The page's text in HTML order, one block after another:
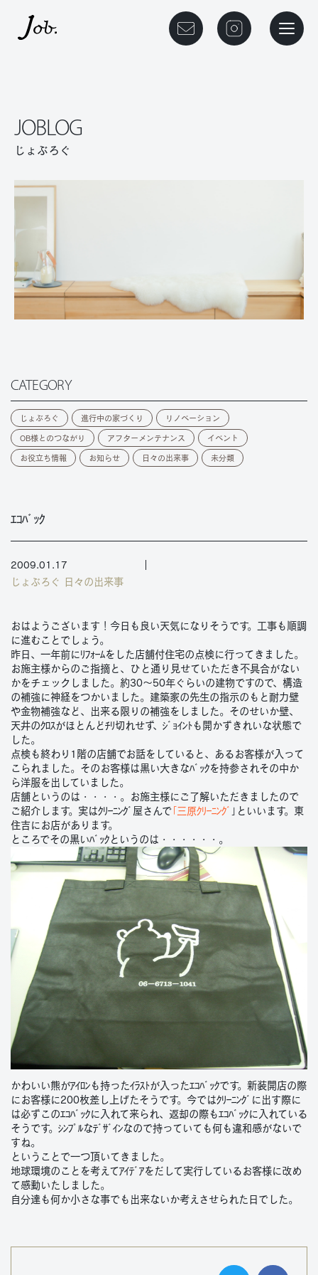
メニュ
JOBLOG
じょぶろぐ
CATEGORY
じょぶろぐ 進行中の家づくり リノベーション
OB様とのつながり アフターメンテナンス イベント
お役立ち情報 お知らせ 日々の出来事 未分類
ｴｺﾊﾞｯｸ
2009.01.17
じょぶろぐ 日々の出来事
おはようございます！今日も良い天気になりそうです。工事も順調
に進むことでしょう。
昨日、一年前にﾘﾌｫｰﾑをした店舗付住宅の点検に行ってきました。
お施主様からのご指摘と、ひと通り見せていただき不具合がない
かをチェックしました。約30〜50年ぐらいの建物ですので、構造
の補強に神経をつかいました。建築家の先生の指示のもと耐力壁
や金物補強など、出来る限りの補強をしました。そのせいか壁、
天井のｸﾛｽがほとんどﾁﾘ切れせず、ｼﾞｮｲﾝﾄも開かずきれいな状態で
した。
点検も終わり1階の店舗でお話をしていると、あるお客様が入って
こられました。そのお客様は黒い大きなﾊﾞｯｸを持参されその中か
ら洋服を出していました。
店舗というのは・・・・。お施主様にご了解いただきましたので
ご紹介します。実はｸﾘｰﾆﾝｸﾞ屋さんで ｢三原ｸﾘｰﾆﾝｸﾞ ｣といいます。東
住吉にお店があります。
ところでその黒いﾊﾞｯｸというのは・・・・・・。
かわいい熊がｱｲﾛﾝも持ったｲﾗｽﾄが入ったｴｺﾊﾞｯｸです。新装開店の際
にお客様に200枚差し上げたそうです。今ではｸﾘｰﾆﾝｸﾞに出す際に
は必ずこのｴｺﾊﾞｯｸに入れて来られ、返却の際もｴｺﾊﾞｯｸに入れている
そうです。ｼﾝﾌﾟﾙなﾃﾞｻﾞｲﾝなので持っていても何も違和感がないで
すね。
ということで一つ頂いてきました。
地球環境のことを考えてｱｲﾃﾞｱをだして実行しているお客様に改め
て感動いたしました。
自分達も何か小さな事でも出来ないか考えさせられた日でした。